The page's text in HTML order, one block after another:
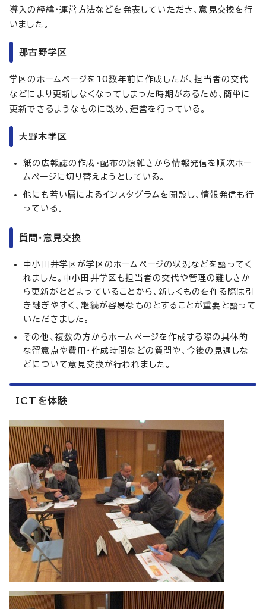
導入の経緯・運営方法などを発表していただき、意見交換を行
いました。
那古野学区
学区のホームページを10数年前に作成したが、担当者の交代
などにより更新しなくなってしまった時期があるため、簡単に
更新できるようなものに改め、運営を行っている。
大野木学区
紙の広報誌の作成・配布の煩雑さから情報発信を順次ホー
ムページに切り替えようとしている。
他にも若い層によるインスタグラムを開設し、情報発信も行
っている。
質問・意見交換
中小田井学区が学区のホームページの状況などを語ってく
れました。中小田井学区も担当者の交代や管理の難しさか
ら更新がとどまっていることから、新しくものを作る際は引
き継ぎやすく、継続が容易なものとすることが重要と語って
いただきました。
その他、複数の方からホームページを作成する際の具体的
な留意点や費用・作成時間などの質問や、今後の見通しな
どについて意見交換が行われました。
ICTを体験